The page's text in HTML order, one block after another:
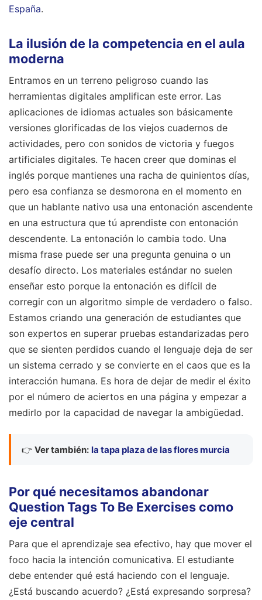
España.
La ilusión de la competencia en el aula
moderna
Entramos en un terreno peligroso cuando las
herramientas digitales amplifican este error. Las
aplicaciones de idiomas actuales son básicamente
versiones glorificadas de los viejos cuadernos de
actividades, pero con sonidos de victoria y fuegos
artificiales digitales. Te hacen creer que dominas el
inglés porque mantienes una racha de quinientos días,
pero esa confianza se desmorona en el momento en
que un hablante nativo usa una entonación ascendente
en una estructura que tú aprendiste con entonación
descendente. La entonación lo cambia todo. Una
misma frase puede ser una pregunta genuina o un
desafío directo. Los materiales estándar no suelen
enseñar esto porque la entonación es difícil de
corregir con un algoritmo simple de verdadero o falso.
Estamos criando una generación de estudiantes que
son expertos en superar pruebas estandarizadas pero
que se sienten perdidos cuando el lenguaje deja de ser
un sistema cerrado y se convierte en el caos que es la
interacción humana. Es hora de dejar de medir el éxito
por el número de aciertos en una página y empezar a
medirlo por la capacidad de navegar la ambigüedad.
👉 Ver también: la tapa plaza de las flores murcia
Por qué necesitamos abandonar
Question Tags To Be Exercises como
eje central
Para que el aprendizaje sea efectivo, hay que mover el
foco hacia la intención comunicativa. El estudiante
debe entender qué está haciendo con el lenguaje.
¿Está buscando acuerdo? ¿Está expresando sorpresa?